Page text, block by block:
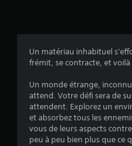
Un matériau inhabituel
frémit, se contracte, et voilà
Un monde étrange,
attend. Votre défi sera de
attendent. Explorez un
et absorbez tous les
vous de leurs aspects
peu à peu bien plus que ce